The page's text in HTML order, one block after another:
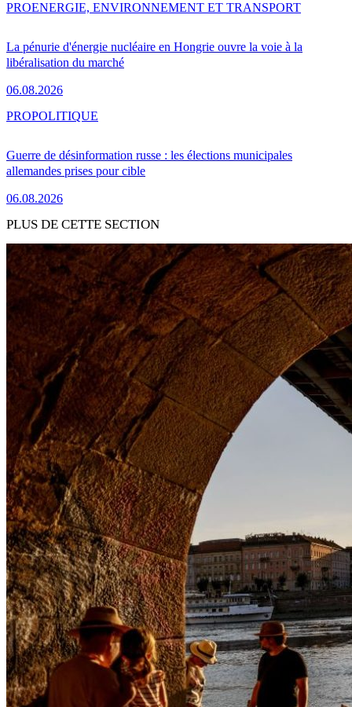
La pénurie d'énergie nucléaire en Hongrie ouvre la voie à la
libéralisation du marché
06.08.2026
PROENERGIE, ENVIRONNEMENT ET TRANSPORT
Guerre de désinformation russe : les élections municipales
allemandes prises pour cible
06.08.2026
PROPOLITIQUE
PLUS DE CETTE SECTION